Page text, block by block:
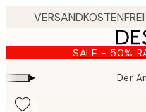
content.
SALE - 50%
▸ Der